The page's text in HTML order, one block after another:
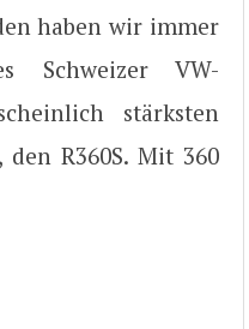
haben wir immer
Schweizer VW-
stärksten
R360S. Mit 360